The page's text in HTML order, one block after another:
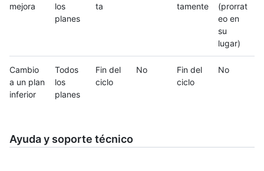
mejora
los
planes
ta
tamente
(prorrat
eo en
su
lugar)
Cambio
a un plan
inferior
Todos
los
planes
Fin del
ciclo
No
Fin del
ciclo
No
Ayuda y soporte técnico